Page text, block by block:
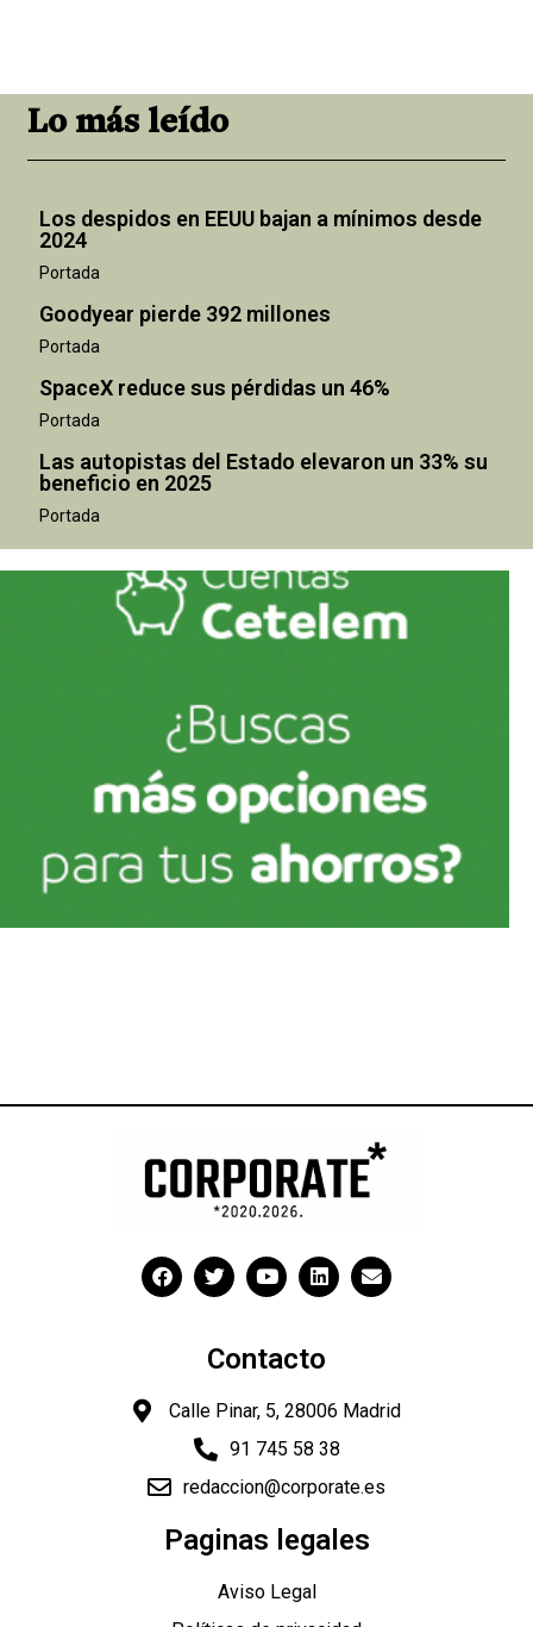
Lo más leído
Los despidos en EEUU bajan a mínimos desde
2024
Portada
Goodyear pierde 392 millones
Portada
SpaceX reduce sus pérdidas un 46%
Portada
Las autopistas del Estado elevaron un 33% su
beneficio en 2025
Portada
Contacto
Calle Pinar, 5, 28006 Madrid
91 745 58 38
redaccion@corporate.es
Paginas legales
Aviso Legal